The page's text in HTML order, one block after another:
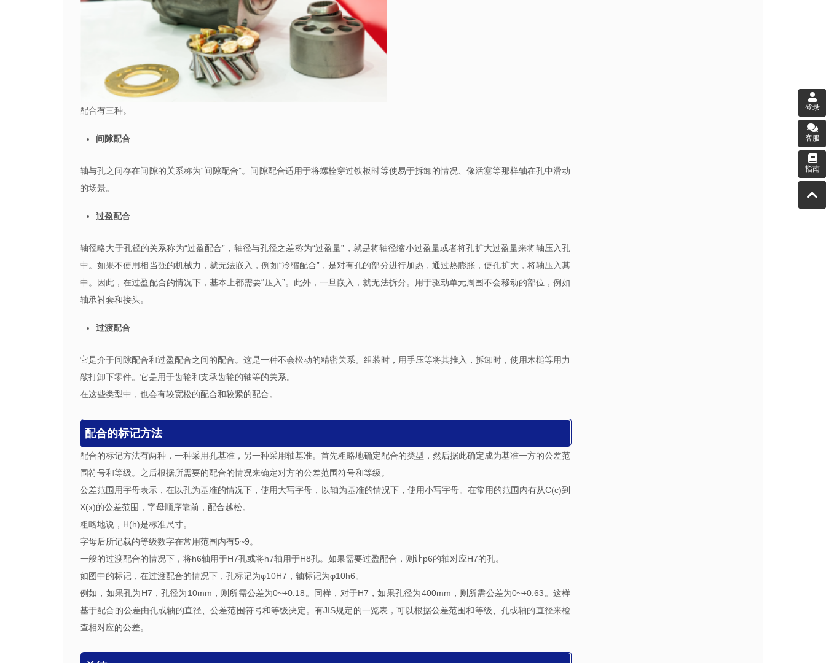
配合有三种。
间隙配合
轴与孔之间存在间隙的关系称为“间隙配合”。间隙配合适用于将螺栓穿过铁板时等使易于拆卸的情况、像活塞等那样轴在孔中滑动
的场景。
过盈配合
轴径略大于孔径的关系称为“过盈配合”，轴径与孔径之差称为“过盈量”，就是将轴径缩小过盈量或者将孔扩大过盈量来将轴压入孔
中。如果不使用相当强的机械力，就无法嵌入，例如“冷缩配合”，是对有孔的部分进行加热，通过热膨胀，使孔扩大，将轴压入其
中。因此，在过盈配合的情况下，基本上都需要“压入”。此外，一旦嵌入，就无法拆分。用于驱动单元周围不会移动的部位，例如
轴承衬套和接头。
过渡配合
它是介于间隙配合和过盈配合之间的配合。这是一种不会松动的精密关系。组装时，用手压等将其推入，拆卸时，使用木槌等用力
敲打卸下零件。它是用于齿轮和支承齿轮的轴等的关系。
在这些类型中，也会有较宽松的配合和较紧的配合。
配合的标记方法
配合的标记方法有两种，一种采用孔基准，另一种采用轴基准。首先粗略地确定配合的类型，然后据此确定成为基准一方的公差范
围符号和等级。之后根据所需要的配合的情况来确定对方的公差范围符号和等级。
公差范围用字母表示，在以孔为基准的情况下，使用大写字母，以轴为基准的情况下，使用小写字母。在常用的范围内有从C(c)到
X(x)的公差范围，字母顺序靠前，配合越松。
粗略地说，H(h)是标准尺寸。
字母后所记载的等级数字在常用范围内有5~9。
一般的过渡配合的情况下，将h6轴用于H7孔或将h7轴用于H8孔。如果需要过盈配合，则让p6的轴对应H7的孔。
如图中的标记，在过渡配合的情况下，孔标记为φ10H7，轴标记为φ10h6。
例如，如果孔为H7，孔径为10mm，则所需公差为0~+0.18。同样，对于H7，如果孔径为400mm，则所需公差为0~+0.63。这样
基于配合的公差由孔或轴的直径、公差范围符号和等级决定。有JIS规定的一览表，可以根据公差范围和等级、孔或轴的直径来检
查相对应的公差。
登录
客服
指南